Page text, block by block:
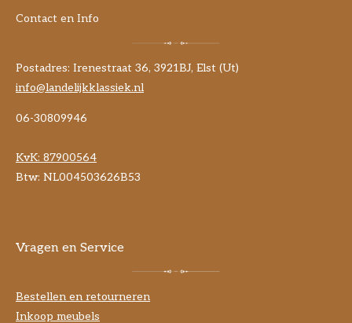
Contact en Info
Postadres: Irenestraat 36, 3921BJ, Elst (Ut)
info@landelijkklassiek.nl
06-30809946
KvK: 87900564
Btw: NL004503626B53
Vragen en Service
Bestellen en retourneren
Inkoop meubels